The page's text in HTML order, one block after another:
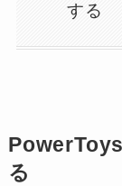
する
る